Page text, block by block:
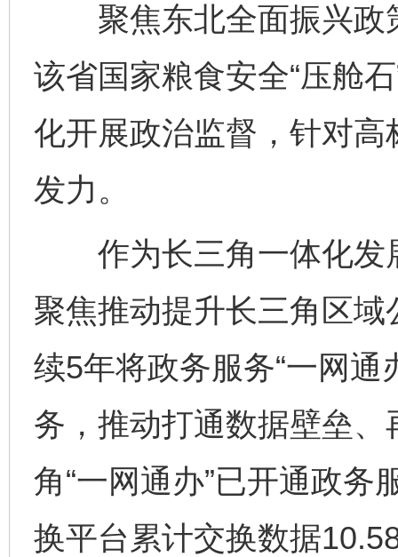
聚焦东北全面振兴政
该省国家粮食安全“压舱
化开展政治监督，针对
发力。
作为长三角一体化发
聚焦推动提升长三角区
续5年将政务服务“一网通
务，推动打通数据壁垒
角“一网通办”已开通政务
换平台累计交换数据